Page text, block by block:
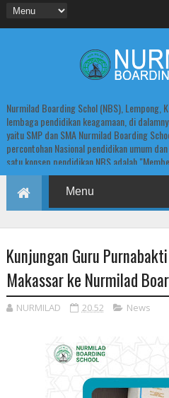
Nurmilad Boarding Schol (NBS), Lempong,
lembaga pendidikan keagamaan, di
yaitu SMP dan SMA Nurmilad Boarding
percontohan Nasional pendidikan umum
satu konsep pendidikan NBS adalah
Kunjungan Guru
Makassar ke Nurmilad
NURMILAD 20.52 News